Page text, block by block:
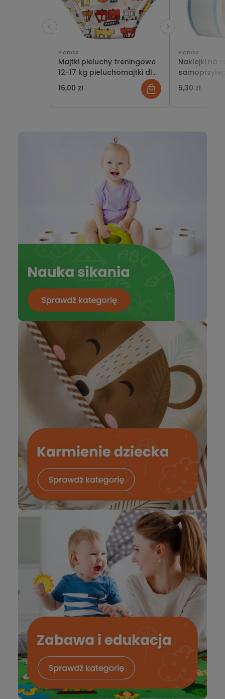
Piambo
Majtki pieluchy treningowe
12-17 kg pieluchomajtki dla
chłopca do nauki sikania
odpieluchowanie autka
16,00 zł
Piambo
Naklejki na
120 szt.
5,30 zł